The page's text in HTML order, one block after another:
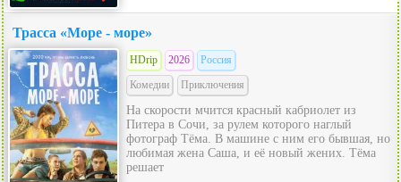
Трасса «Море - море»
HDrip 2026
Россия
Комедии
Приключения
На скорости мчится красный кабриолет из
Питера в Сочи, за рулем которого наглый
фотограф Тёма. В машине с ним его бывшая, но
любимая жена Саша, и её новый жених. Тёма
решает